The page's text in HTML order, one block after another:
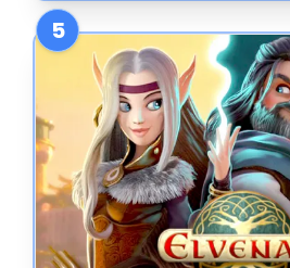
cada vez mais sofisticados.
5